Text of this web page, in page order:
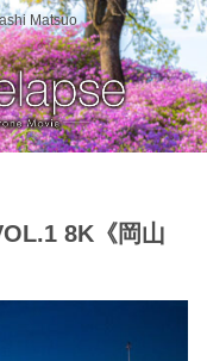
Matsuo
8K《岡山